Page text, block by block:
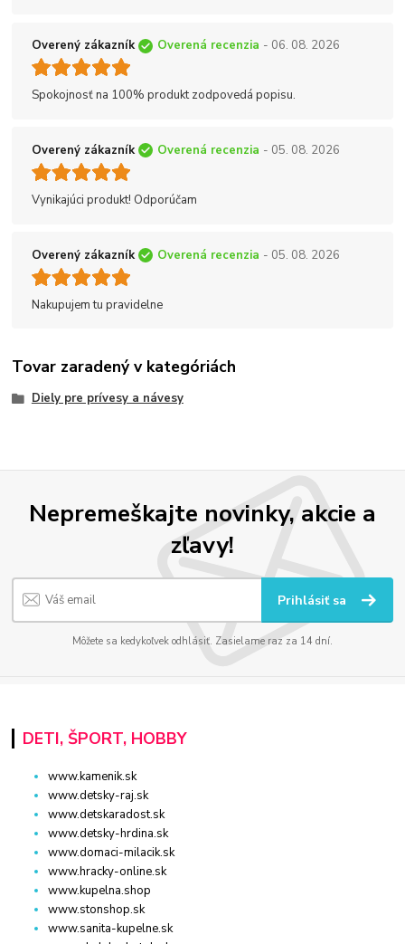
Overený zákazník Overená recenzia - 06. 08. 2026
Spokojnosť na 100% produkt zodpovedá popisu.
Overený zákazník Overená recenzia - 05. 08. 2026
Vynikajúci produkt! Odporúčam
Overený zákazník Overená recenzia - 05. 08. 2026
Nakupujem tu pravidelne
Tovar zaradený v kategóriách
Diely pre prívesy a návesy
Nepremeškajte novinky, akcie a
zľavy!
Prihlásiť sa
Môžete sa kedykoľvek odhlásiť. Zasielame raz za 14 dní.
DETI, ŠPORT, HOBBY
www.kamenik.sk
www.detsky-raj.sk
www.detskaradost.sk
www.detsky-hrdina.sk
www.domaci-milacik.sk
www.hracky-online.sk
www.kupelna.shop
www.stonshop.sk
www.sanita-kupelne.sk